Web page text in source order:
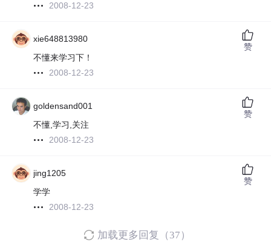
2008-12-23
xie648813980
不懂来学习下！
2008-12-23
赞
goldensand001
不懂,学习,关注
2008-12-23
赞
jing1205
学学
2008-12-23
赞
加载更多回复（37）